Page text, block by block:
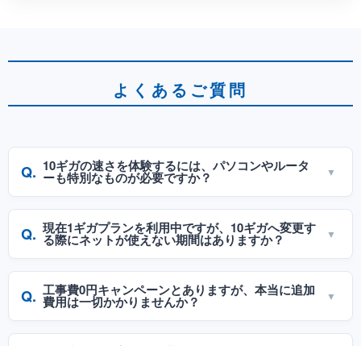
よくあるご質問
Q. 10ギガの速さを体験するには、パソコンやルータ
ーも特別なものが必要ですか？
A.
10ギガ（最大10Gbps）の超高速通信を最大限に活かすた
めには、10Gbps（10GBASE-T）に対応したLANポートを
搭載したパソコンや、カテゴリ6A（Cat6A）以上のLANケ
ーブルが必要となります。なお、今回のキャンペーン特典
でレンタル提供される「10ギガ専用HGW（ホームゲート
ウェイ）」は10ギガに対応しておりますのでご安心くださ
Q. 現在1ギガプランを利用中ですが、10ギガへ変更す
る際にネットが使えない期間はありますか？
A.
当日まで、現在の1ギガ環境はそのままご利用いただけま
す。切り替え工事が完了し、新しい10ギガ専用機器
（HGW）を接続した時点で10ギガの通信に切り替わりま
Q. 工事費0円キャンペーンとありますが、本当に追加
費用は一切かかりませんか？
A.
通常の開通工事（標準工事）にかかる費用はキャンペーン